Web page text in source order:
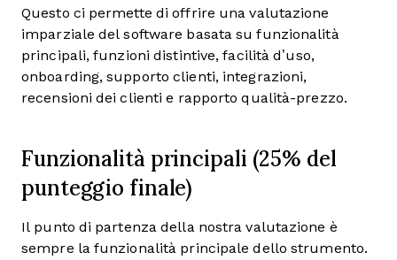
Questo ci permette di offrire una valutazione
imparziale del software basata su funzionalità
principali, funzioni distintive, facilità d’uso,
onboarding, supporto clienti, integrazioni,
recensioni dei clienti e rapporto qualità-prezzo.
Funzionalità principali (25% del
punteggio finale)
Il punto di partenza della nostra valutazione è
sempre la funzionalità principale dello strumento.